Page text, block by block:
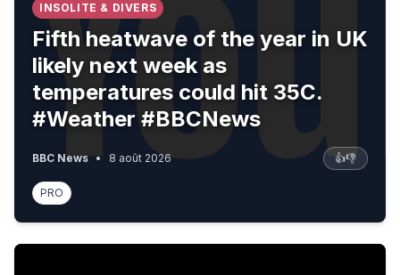
INSOLITE & DIVERS
Fifth heatwave of the year in UK
likely next week as
temperatures could hit 35C.
#Weather #BBCNews
BBC News • 8 août 2026 👍👎
PRO
Fifa boss Gianni Infantino denies claims Uefa paid off